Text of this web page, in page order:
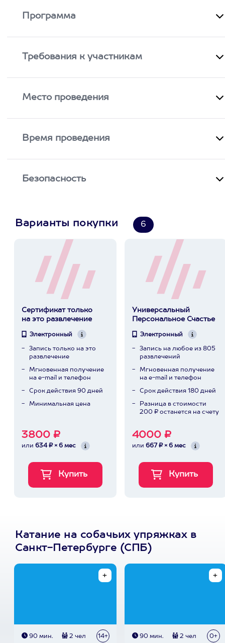
Программа
Требования к участникам
Место проведения
Время проведения
Безопасность
Варианты покупки 6
Сертификат только
на это развлечение
Электронный
Запись только на это
развлечение
Мгновенная получение
на e-mail и телефон
Срок действия 90 дней
Минимальная цена
3800 ₽
или 634 ₽ × 6 мес
Универсальный
Персональное Счастье
Электронный
Запись на любое из 805
развлечений
Мгновенная получение
на e-mail и телефон
Срок действия 180 дней
Разница в стоимости
200 ₽ останется на счету
4000 ₽
или 667 ₽ × 6 мес
Катание на собачьих упряжках в
Санкт-Петербурге (СПБ)
90 мин. 2 чел 14+ 90 мин. 2 чел 0+